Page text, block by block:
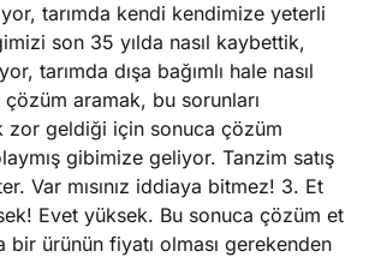
tarımda kendi kendimize yeterli
son 35 yılda nasıl kaybettik,
tarımda dışa bağımlı hale nasıl
aramak, bu sorunları
zor geldiği için sonuca çözüm
gibimize geliyor. Tanzim satış
Var mısınız iddiaya bitmez! 3. Et
Evet yüksek. Bu sonuca çözüm et
bir ürünün fiyatı olması gerekenden